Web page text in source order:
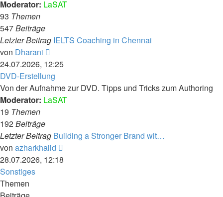
Moderator: LaSAT
93 Themen
547Beiträge
Letzter Beitrag IELTS Coaching in Chennai
von Dharani
Beitrag
24.07.2026, 12:25
DVD-Erstellung
Von der Aufnahme zur DVD. Tipps und Tricks zum Authoring
Moderator: LaSAT
19 Themen
192Beiträge
Letzter Beitrag Building a Stronger Brand wit…
von azharkhalid
Beitrag
28.07.2026, 12:18
Sonstiges
Themen